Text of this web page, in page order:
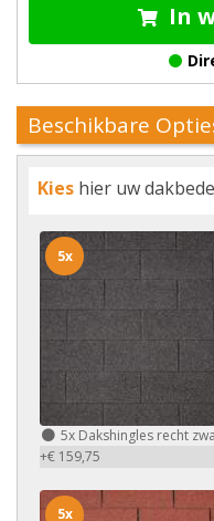
In
Beschikbare
Kies hier uw
5x Dakshingles recht
+€ 159,75
5x
5x